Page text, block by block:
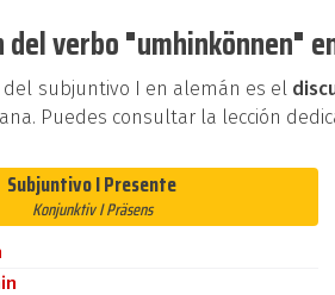
del verbo "umhinkönnen"
del subjuntivo I en alemán es el
Puedes consultar la lección
Subjuntivo I Presente
Konjunktiv I Präsens